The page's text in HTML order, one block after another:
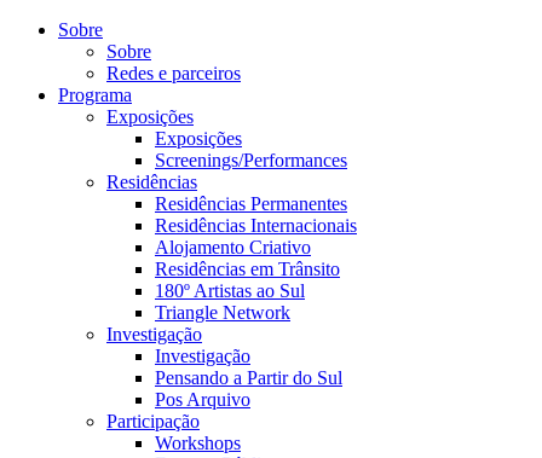
Sobre
Sobre
Redes e parceiros
Programa
Exposições
Exposições
Screenings/Performances
Residências
Residências Permanentes
Residências Internacionais
Alojamento Criativo
Residências em Trânsito
180º Artistas ao Sul
Triangle Network
Investigação
Investigação
Pensando a Partir do Sul
Pos Arquivo
Participação
Workshops